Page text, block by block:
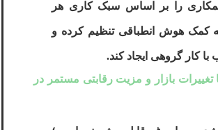
را بر اساس سبک کاری هر
کمک هوش انطباقی تنظیم کرده و
کار گروهی ایجاد کند.
بازار و مزیت رقابتی مستمر در